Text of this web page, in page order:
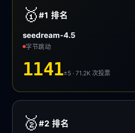
🥇 #1排名
seedream-4.5
字节跳动
1141±5 · 71.2K次投票
🥈 #2排名